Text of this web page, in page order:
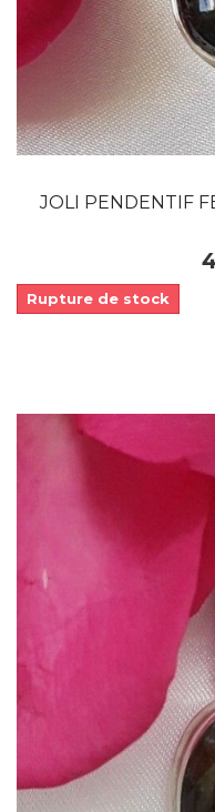
JOLI PENDENTIF
Rupture de stock